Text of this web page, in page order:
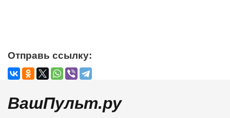
Отправь ссылку:
ВашПульт.ру